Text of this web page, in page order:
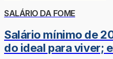
SALÁRIO DA FOME
Salário mínimo de
do ideal para viver;